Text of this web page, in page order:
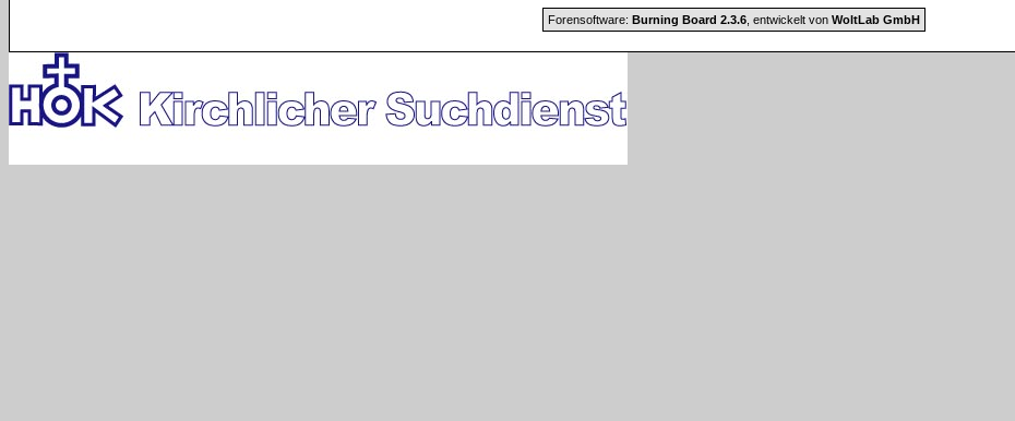
Forensoftware: Burning Board 2.3.6, entwickelt von WoltLab GmbH